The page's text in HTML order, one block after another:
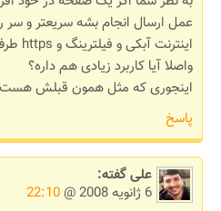
عمل ارسال انجام بشه سریعتر و سر
اینترنت آبکی و فیلترینگ و https طرف دوباره بخواد بیاد به بالاترین.
واصلا آیا کاربرد زیادی هم داره؟
اینجوری که مثل همون قبلش
پاسخ
علیگفته:
6 ژانویه 2008 @
22:10